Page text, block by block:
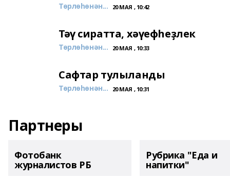
Төрлөһөнән... 20 МАЯ , 10:42
Тәү сиратта, хәүефһеҙлек
Төрлөһөнән... 20 МАЯ , 10:33
Сафтар тулыланды
Төрлөһөнән... 20 МАЯ , 10:31
Партнеры
Фотобанк
журналистов РБ
Рубрика "Еда и
напитки"